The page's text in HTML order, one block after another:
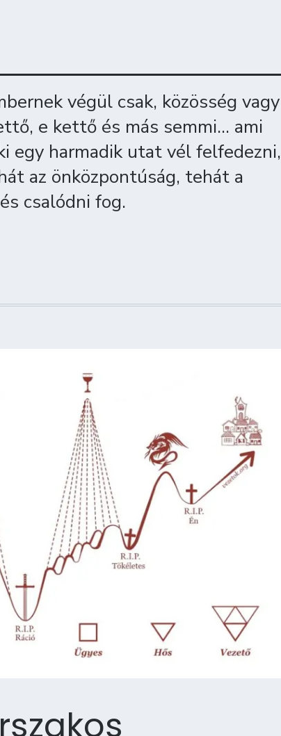
végül csak, közösség vagy
e kettő és más semmi… ami
egy harmadik utat vél felfedezni,
az önközpontúság, tehát a
csalódni fog.